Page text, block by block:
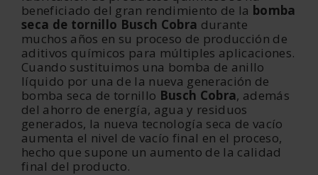
beneficiado del gran rendimiento de la bomba
seca de tornillo Busch Cobra durante
muchos años en su proceso de producción de
aditivos químicos para múltiples aplicaciones.
Cuando sustituimos una bomba de anillo
líquido por una de la nueva generación de
bomba seca de tornillo Busch Cobra, además
del ahorro de energía, agua y residuos
generados, la nueva tecnología seca de vacío
aumenta el nivel de vacío final en el proceso,
hecho que supone un aumento de la calidad
final del producto.